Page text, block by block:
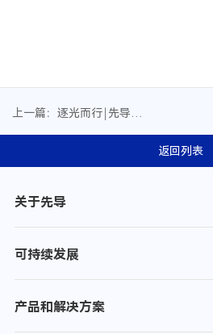
上一篇：逐光而行￨先导智
返回列表
关于先导
可持续发展
产品和解决方案